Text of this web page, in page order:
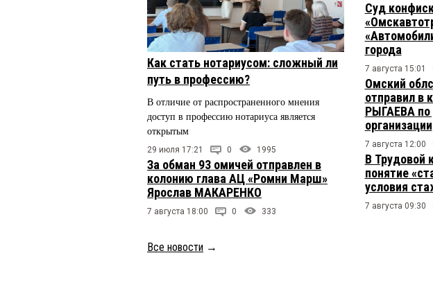
Как стать нотариусом: сложный ли
путь в профессию?
В отличие от распространенного мнения
доступ в профессию нотариуса является
открытым
29 июля 17:21 0 1995
За обман 93 омичей отправлен в
колонию глава АЦ «Ромни Марш»
Ярослав МАКАРЕНКО
7 августа 18:00 0 333
Суд
города
7 августа 15:01
Омский
отправил
РЫГАЕВА по
организации
7 августа 12:00
В Трудовой
понятие
условия
7 августа 09:30
Все новости →